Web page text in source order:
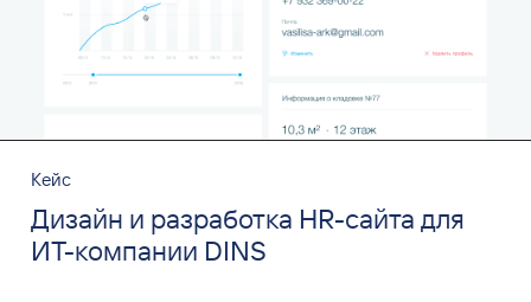
Кейс
Дизайн и разработка HR-сайта для
ИТ-компании DINS